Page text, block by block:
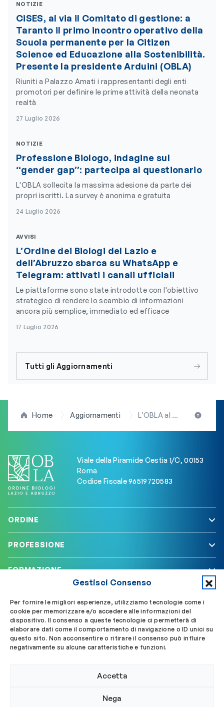
Gestisci Consenso
Per fornire le migliori esperienze, utilizziamo tecnologie come i
cookie per memorizzare e/o accedere alle informazioni del
dispositivo. Il consenso a queste tecnologie ci permetterà di
elaborare dati come il comportamento di navigazione o ID unici su
questo sito. Non acconsentire o ritirare il consenso può influire
negativamente su alcune caratteristiche e funzioni.
Accetta
Nega
NOTIZIE
CiSES, al via il Comitato di gestione: a
Taranto il primo incontro operativo della
Scuola permanente per la Citizen
Science ed Educazione alla Sostenibilità.
Presente la presidente Arduini (OBLA)
Riuniti a Palazzo Amati i rappresentanti degli enti
promotori per definire le prime attività della neonata
realtà
27 Luglio 2026
NOTIZIE
Professione Biologo, indagine sul
“gender gap”: partecipa al questionario
L'OBLA sollecita la massima adesione da parte dei
propri iscritti. La survey è anonima e gratuita
24 Luglio 2026
AVVISI
L’Ordine dei Biologi del Lazio e
dell’Abruzzo sbarca su WhatsApp e
Telegram: attivati i canali ufficiali
Le piattaforme sono state introdotte con l'obiettivo
strategico di rendere lo scambio di informazioni
ancora più semplice, immediato ed efficace
17 Luglio 2026
Tutti gli Aggiornamenti
Home Aggiornamenti L’OBLA al servizio delle “nuove leve”: nasce il Forum dei Giovani Biologi
Viale della Piramide Cestia 1/C, 00153
Roma
Codice Fiscale 96519720583
ORDINE
PROFESSIONE
FORMAZIONE
Segui OBLA su Accedi a My OBLA